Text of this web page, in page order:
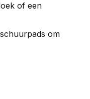
of een
om